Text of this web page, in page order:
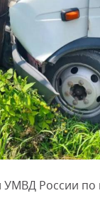
России по